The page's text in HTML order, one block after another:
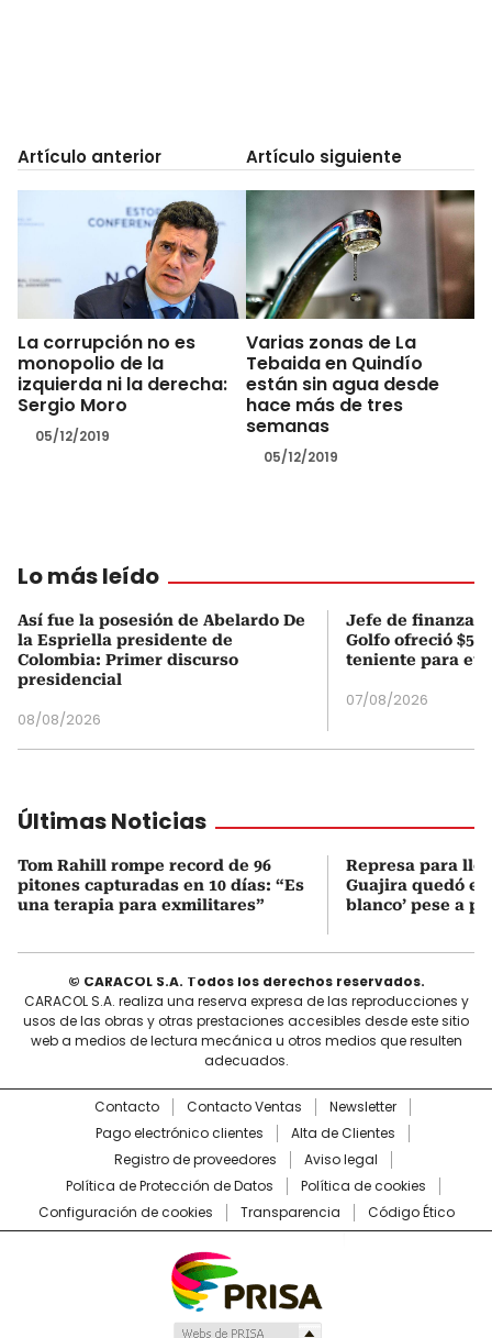
Artículo anterior
La corrupción no es
monopolio de la
izquierda ni la derecha:
Sergio Moro
05/12/2019
Artículo siguiente
Varias zonas de La
Tebaida en Quindío
están sin agua desde
hace más de tres
semanas
05/12/2019
Lo más leído
Así fue la posesión de Abelardo De
la Espriella presidente de
Colombia: Primer discurso
presidencial
08/08/2026
Jefe de finanzas
Golfo ofreció
teniente para
07/08/2026
Últimas Noticias
Tom Rahill rompe record de 96
pitones capturadas en 10 días: “Es
una terapia para exmilitares”
Represa para
Guajira quedó en
blanco’ pese a
© CARACOL S.A. Todos los derechos reservados.
CARACOL S.A. realiza una reserva expresa de las reproducciones y
usos de las obras y otras prestaciones accesibles desde este sitio
web a medios de lectura mecánica u otros medios que resulten
adecuados.
Contacto Contacto Ventas
Newsletter
Pago electrónico clientes
Alta de Clientes
Registro de proveedores
Aviso legal
Política de Protección de Datos
Política de cookies
Configuración de cookies
Transparencia Código Ético